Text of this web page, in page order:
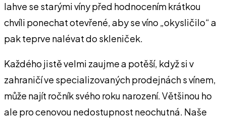
lahve se starými víny před hodnocením krátkou
chvíli ponechat otevřené, aby se víno „okysličilo“ a
pak teprve nalévat do skleniček.
Každého jistě velmi zaujme a potěší, když si v
zahraničí ve specializovaných prodejnách s vínem,
může najít ročník svého roku narození. Většinou ho
ale pro cenovou nedostupnost neochutná. Naše